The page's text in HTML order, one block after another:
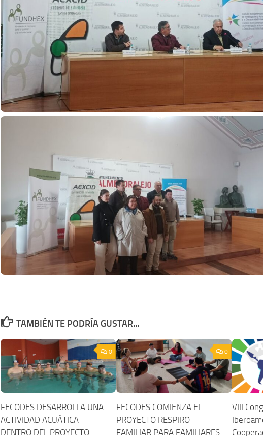
TAMBIÉN TE PODRÍA GUSTAR...
0
FECODES DESARROLLA UNA
ACTIVIDAD ACUÁTICA
DENTRO DEL PROYECTO
0
FECODES COMIENZA EL
PROYECTO RESPIRO
FAMILIAR PARA FAMILIARES
VIII